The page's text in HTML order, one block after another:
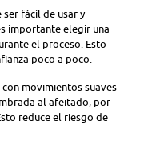
fácil de usar y
importante elegir una
el proceso. Esto
poco a poco.
movimientos suaves
al afeitado, por
reduce el riesgo de